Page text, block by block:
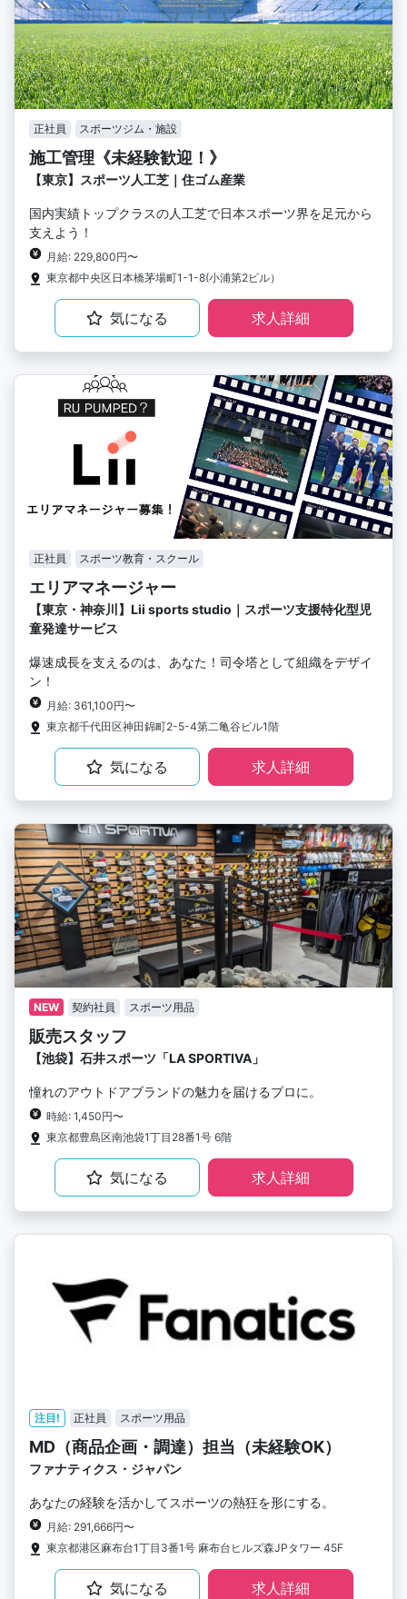
正社員 スポーツジム・施設
施工管理《未経験歓迎！》
【東京】スポーツ人工芝｜住ゴム産業
国内実績トップクラスの人工芝で日本スポーツ界を足元から
支えよう！
月給: 229,800円〜
東京都中央区日本橋茅場町1-1-8(小浦第2ビル）
気になる 求人詳細
正社員 スポーツ教育・スクール
エリアマネージャー
【東京・神奈川】Lii sports studio｜スポーツ支援特化型児
童発達サービス
爆速成長を支えるのは、あなた！司令塔として組織をデザイ
ン！
月給: 361,100円〜
東京都千代田区神田錦町2-5-4第二亀谷ビル1階
気になる 求人詳細
NEW 契約社員 スポーツ用品
販売スタッフ
【池袋】石井スポーツ「LA SPORTIVA」
憧れのアウトドアブランドの魅力を届けるプロに。
時給: 1,450円〜
東京都豊島区南池袋1丁目28番1号 6階
気になる 求人詳細
注目! 正社員 スポーツ用品
MD（商品企画・調達）担当（未経験OK）
ファナティクス・ジャパン
あなたの経験を活かしてスポーツの熱狂を形にする。
月給: 291,666円〜
東京都港区麻布台1丁目3番1号 麻布台ヒルズ森JPタワー 45F
気になる 求人詳細